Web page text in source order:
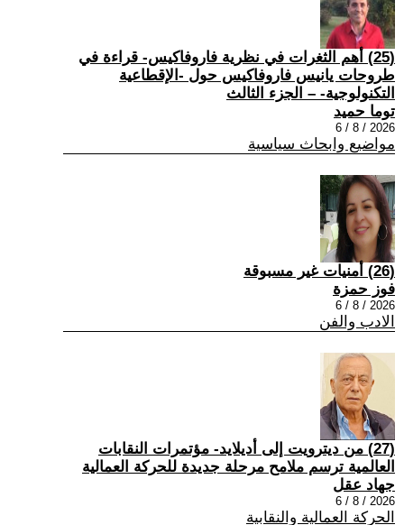
(25) أهم الثغرات في نظرية فاروفاكيس- قراءة في
طروحات يانيس فاروفاكيس حول -الإقطاعية
التكنولوجية- – الجزء الثالث
توما حميد
2026 / 8 / 6
مواضيع وابحاث سياسية
(26) أمنيات غير مسبوقة
فوز حمزة
2026 / 8 / 6
الادب والفن
(27) من ديترويت إلى أديلايد- مؤتمرات النقابات
العالمية ترسم ملامح مرحلة جديدة للحركة العمالية
جهاد عقل
2026 / 8 / 6
الحركة العمالية والنقابية